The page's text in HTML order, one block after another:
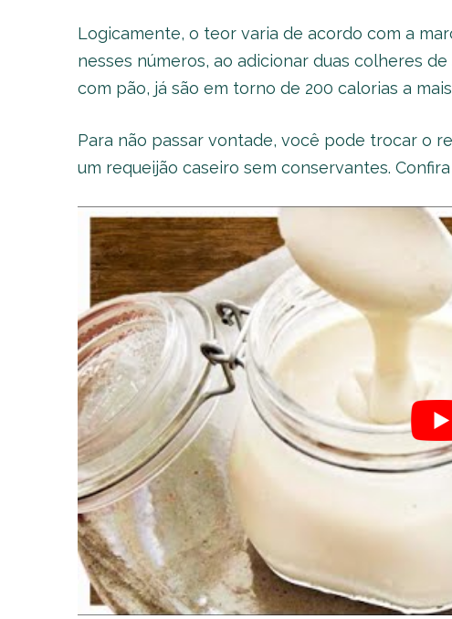
Logicamente, o teor varia de acordo com a
nesses números, ao adicionar duas colheres
com pão, já são em torno de 200 calorias a
Para não passar vontade, você pode trocar o
um requeijão caseiro sem conservantes.